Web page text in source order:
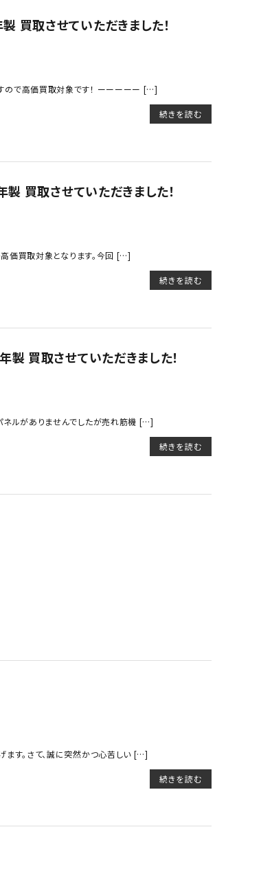
取させていただきました！
ので高価買取対象です！ ーーーーー […]
続きを読む
取させていただきました！
価買取対象となります。今回 […]
続きを読む
取させていただきました！
ネルがありませんでしたが売れ筋機 […]
続きを読む
ます。さて、誠に突然かつ心苦しい […]
続きを読む